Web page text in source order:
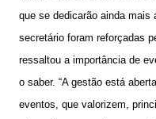
que se dedicarão ainda mais
secretário foram reforçadas
ressaltou a importância de
o saber. “A gestão está
eventos, que valorizem,